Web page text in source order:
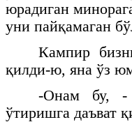
юрадиган
уни пайқамаган
Кампир
қилди-ю, яна ўз
-Онам бу, -
ўтиришга даъват